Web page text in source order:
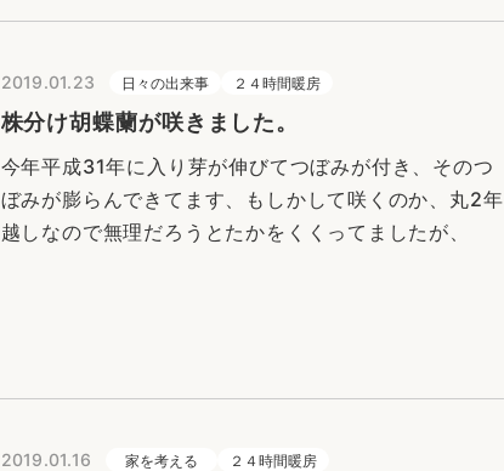
2019.01.23 日々の出来事 ２４時間暖房
株分け胡蝶蘭が咲きました。
今年平成31年に入り芽が伸びてつぼみが付き、そのつ
ぼみが膨らんできてます、もしかして咲くのか、丸2年
越しなので無理だろうとたかをくくってましたが、
2019.01.16 家を考える ２４時間暖房